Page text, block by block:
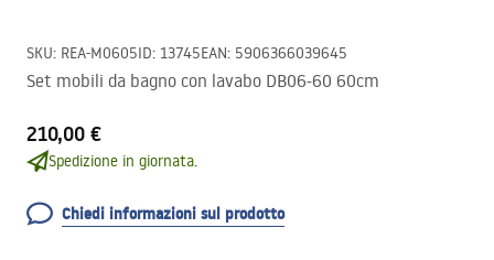
SKU: REA-M0605ID: 13745EAN: 5906366039645
Set mobili da bagno con lavabo DB06-60 60cm
210,00 €
Spedizione in giornata.
Chiedi informazioni sul prodotto